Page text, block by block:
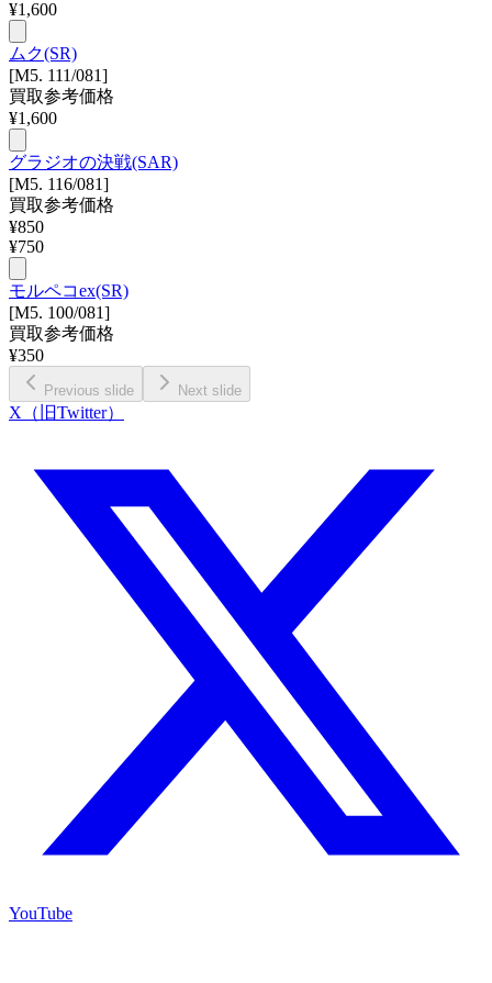
¥1,600
ムク(SR)
[M5. 111/081]
買取参考価格
¥1,600
グラジオの決戦(SAR)
[M5. 116/081]
買取参考価格
¥850
¥750
モルペコex(SR)
[M5. 100/081]
買取参考価格
¥350
Previous slide Next slide
X（旧Twitter）
YouTube